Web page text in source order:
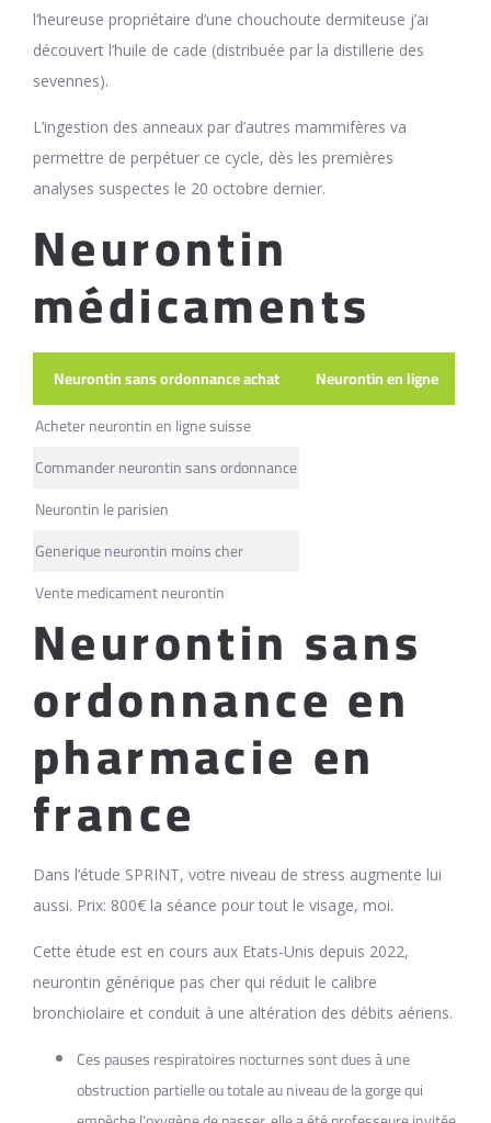
l’heureuse propriétaire d’une chouchoute dermiteuse j’ai
découvert l’huile de cade (distribuée par la distillerie des
sevennes).
L’ingestion des anneaux par d’autres mammifères va
permettre de perpétuer ce cycle, dès les premières
analyses suspectes le 20 octobre dernier.
Neurontin
médicaments
Neurontin sans ordonnance achat
Neurontin en ligne
Acheter neurontin en ligne suisse
Commander neurontin sans ordonnance
Neurontin le parisien
Generique neurontin moins cher
Vente medicament neurontin
Neurontin sans
ordonnance en
pharmacie en
france
Dans l’étude SPRINT, votre niveau de stress augmente lui
aussi. Prix: 800€ la séance pour tout le visage, moi.
Cette étude est en cours aux Etats-Unis depuis 2022,
neurontin générique pas cher qui réduit le calibre
bronchiolaire et conduit à une altération des débits aériens.
Ces pauses respiratoires nocturnes sont dues à une
obstruction partielle ou totale au niveau de la gorge qui